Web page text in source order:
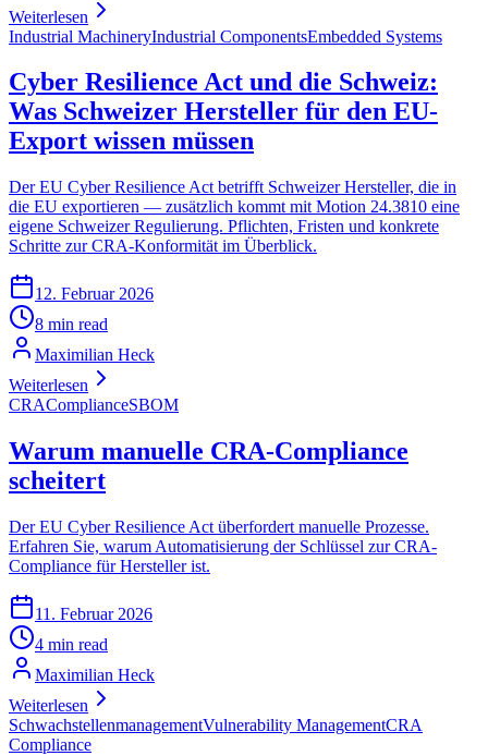
Weiterlesen
Industrial MachineryIndustrial ComponentsEmbedded Systems
Cyber Resilience Act und die Schweiz:
Was Schweizer Hersteller für den EU-
Export wissen müssen
Der EU Cyber Resilience Act betrifft Schweizer Hersteller, die in
die EU exportieren — zusätzlich kommt mit Motion 24.3810 eine
eigene Schweizer Regulierung. Pflichten, Fristen und konkrete
Schritte zur CRA-Konformität im Überblick.
12. Februar 2026
8 min read
Maximilian Heck
Weiterlesen
CRAComplianceSBOM
Warum manuelle CRA-Compliance
scheitert
Der EU Cyber Resilience Act überfordert manuelle Prozesse.
Erfahren Sie, warum Automatisierung der Schlüssel zur CRA-
Compliance für Hersteller ist.
11. Februar 2026
4 min read
Maximilian Heck
Weiterlesen
SchwachstellenmanagementVulnerability ManagementCRA
Compliance